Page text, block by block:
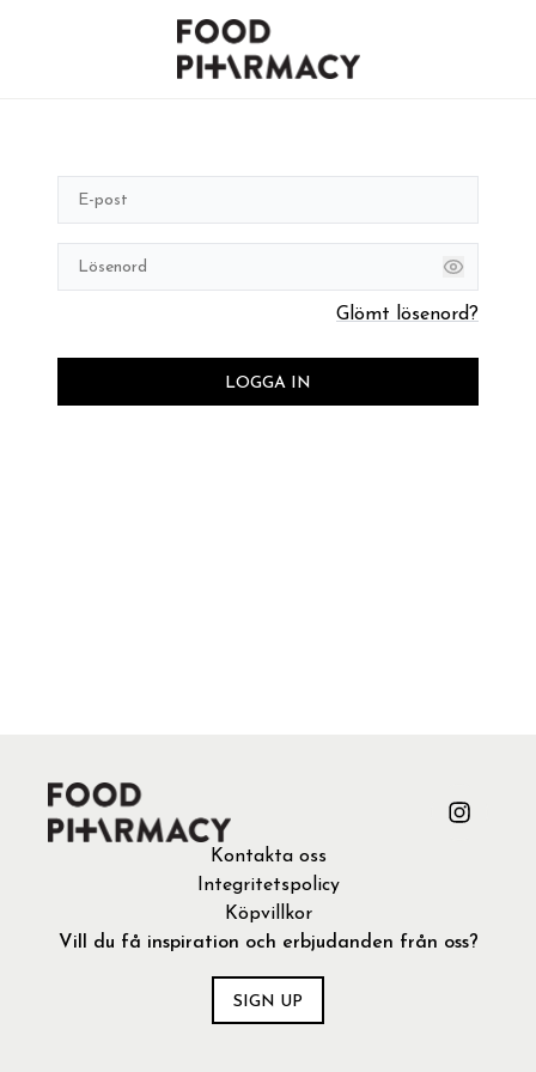
Glömt lösenord?
LOGGA IN
Kontakta oss
Integritetspolicy
Köpvillkor
Vill du få inspiration och erbjudanden från oss?
SIGN UP